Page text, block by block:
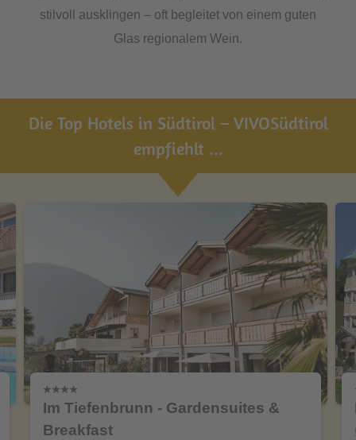
stilvoll ausklingen – oft begleitet von einem guten
Glas regionalem Wein.
Die Top Hotels in Südtirol – VIVOSüdtirol
empfiehlt ...
Im Tiefenbrunn - Gardensuites &
Breakfast